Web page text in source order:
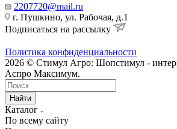
2207720@mail.ru
г. Пушкино, ул. Рабочая, д.1
Подписаться на рассылку
Политика конфиденциальности
2026 © Стимул Агро: Шопстимул -
Аспро Максимум.
Найти
Каталог
По всему сайту